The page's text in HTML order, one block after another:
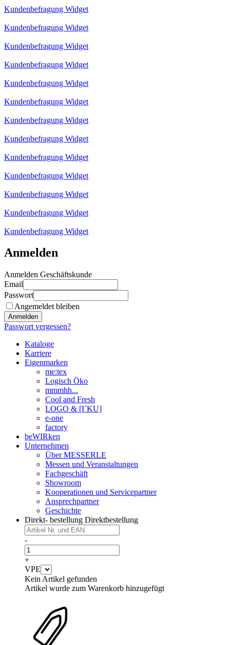
Kundenbefragung Widget
Kundenbefragung Widget
Kundenbefragung Widget
Kundenbefragung Widget
Kundenbefragung Widget
Kundenbefragung Widget
Kundenbefragung Widget
Kundenbefragung Widget
Kundenbefragung Widget
Kundenbefragung Widget
Kundenbefragung Widget
Kundenbefragung Widget
Kundenbefragung Widget
Anmelden
Anmelden Geschäftskunde
Email
Passwort
Angemeldet bleiben
Anmelden
Passwort vergessen?
Kataloge
Karriere
Eigenmarken
me:tex
Logisch Öko
mmmhh...
Cool and Fresh
LOGO & [I´KU]
e-one
factory
beWIRken
Unternehmen
Über MESSERLE
Messen und Veranstaltungen
Fachgeschäft
Showroom
Kooperationen und Servicepartner
Ansprechpartner
Geschichte
Direkt- bestellung Direktbestellung
-
+
VPE
Kein Artikel gefunden
Artikel wurde zum Warenkorb hinzugefügt